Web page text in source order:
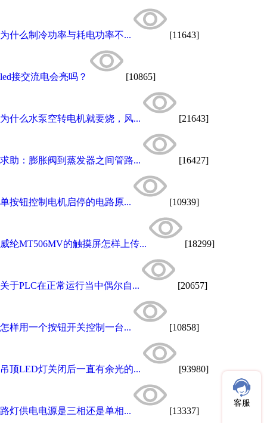
为什么制冷功率与耗电功率不... [11643]
led接交流电会亮吗？ [10865]
为什么水泵空转电机就要烧，风... [21643]
求助：膨胀阀到蒸发器之间管路... [16427]
单按钮控制电机启停的电路原... [10939]
威纶MT506MV的触摸屏怎样上传... [18299]
关于PLC在正常运行当中偶尔自... [20657]
怎样用一个按钮开关控制一台... [10858]
吊顶LED灯关闭后一直有余光的... [93980]
路灯供电电源是三相还是单相... [13337]
客服